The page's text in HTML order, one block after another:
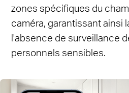
zones spécifiques du
caméra, garantissant ainsi
l'absence de surveillance
personnels sensibles.